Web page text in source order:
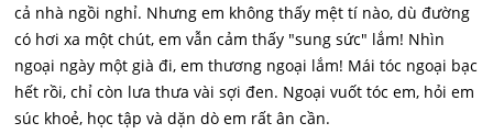
cả nhà ngồi nghỉ. Nhưng em không thấy mệt tí nào, dù đường
có hơi xa một chút, em vẫn cảm thấy "sung sức" lắm! Nhìn
ngoại ngày một già đi, em thương ngoại lắm! Mái tóc ngoại bạc
hết rồi, chỉ còn lưa thưa vài sợi đen. Ngoại vuốt tóc em, hỏi em
súc khoẻ, học tập và dặn dò em rất ân cần.